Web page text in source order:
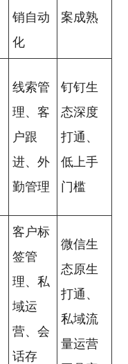
销自动
化
案成熟
线索管
理、客
户跟
进、外
勤管理
钉钉生
态深度
打通、
低上手
门槛
客户标
签管
理、私
域运
营、会
话存
微信生
态原生
打通、
私域流
量运营